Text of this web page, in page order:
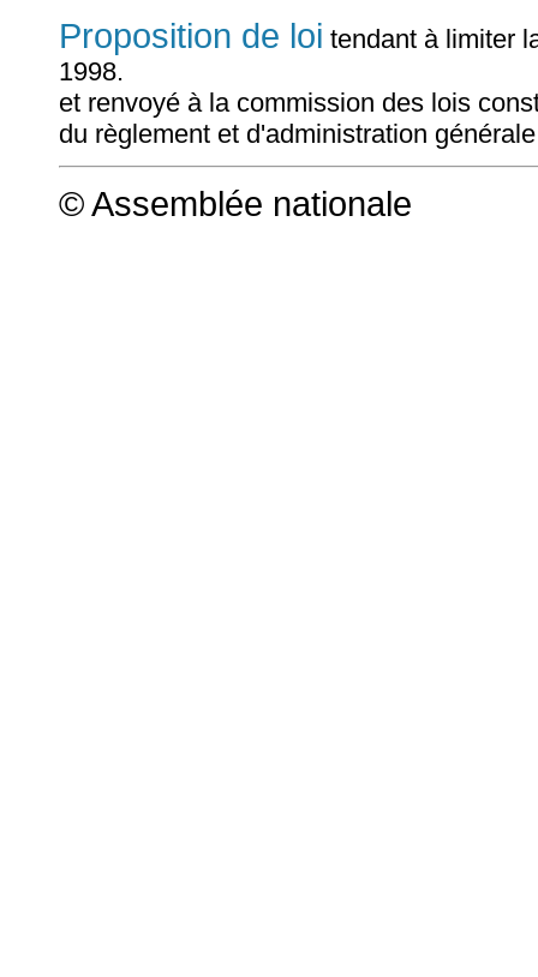
Proposition de loi tendant à limiter
1998.
et renvoyé à la commission des lois
du règlement et d'administration générale
© Assemblée nationale